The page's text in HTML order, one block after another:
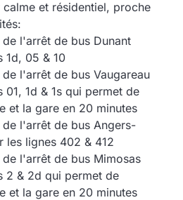
et résidentiel, proche
l'arrêt de bus Dunant
1d, 05 & 10
l'arrêt de bus Vaugareau
1d & 1s qui permet de
et la gare en 20 minutes
l'arrêt de bus Angers-
les lignes 402 & 412
l'arrêt de bus Mimosas
2 & 2d qui permet de
et la gare en 20 minutes